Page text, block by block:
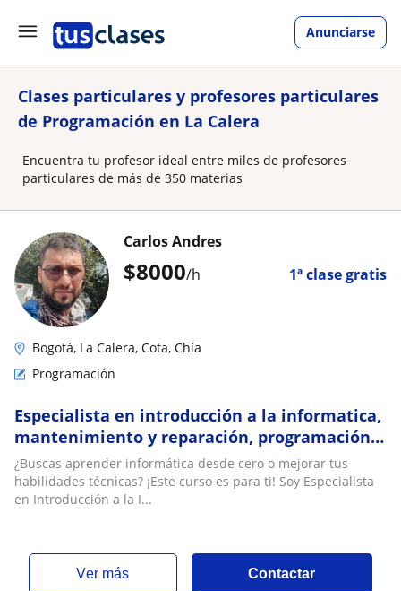
Anunciarse
Clases particulares y profesores particulares
de Programación en La Calera
Encuentra tu profesor ideal entre miles de profesores
particulares de más de 350 materias
$8000/h 1ª clase gratis
Carlos Andres
Bogotá, La Calera, Cota, Chía
Programación
Especialista en introducción a la informatica,
mantenimiento y reparación, programación
básica
¿Buscas aprender informática desde cero o mejorar tus
habilidades técnicas? ¡Este curso es para ti! Soy Especialista
en Introducción a la I...
ver más Contactar